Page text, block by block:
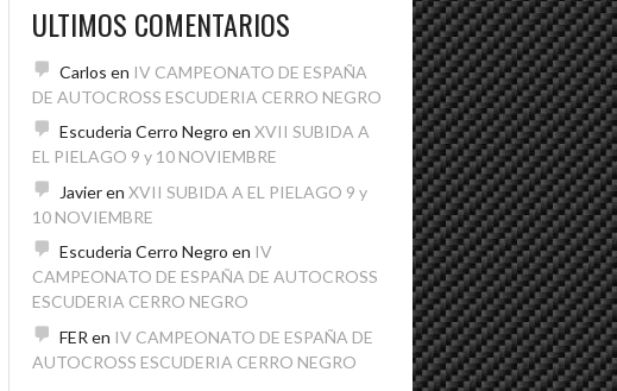
ULTIMOS COMENTARIOS
Carlos en IV CAMPEONATO DE ESPAÑA
DE AUTOCROSS ESCUDERIA CERRO NEGRO
Escuderia Cerro Negro en XVII SUBIDA A
EL PIELAGO 9 y 10 NOVIEMBRE
Javieren XVII SUBIDA A EL PIELAGO 9 y
10 NOVIEMBRE
Escuderia Cerro Negro en IV
CAMPEONATO DE ESPAÑA DE AUTOCROSS
ESCUDERIA CERRO NEGRO
FER en IV CAMPEONATO DE ESPAÑA DE
AUTOCROSS ESCUDERIA CERRO NEGRO